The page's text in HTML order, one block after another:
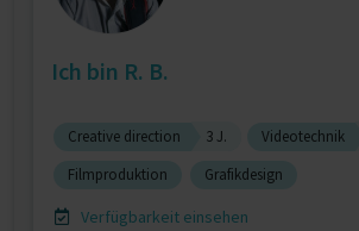
Ich bin R. B.
Creative direction 3 J. Videotechnik
Filmproduktion
Grafikdesign
Verfügbarkeit einsehen